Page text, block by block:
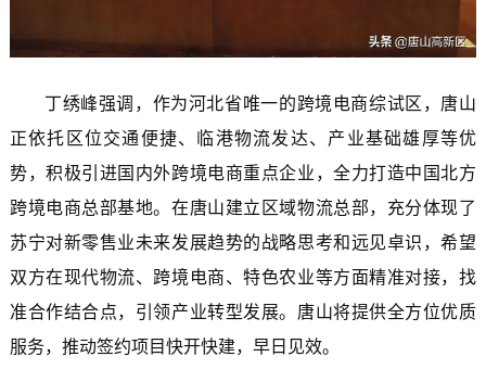
丁绣峰强调，作为河北省唯一的跨境电商综试区，唐山
正依托区位交通便捷、临港物流发达、产业基础雄厚等优
势，积极引进国内外跨境电商重点企业，全力打造中国北方
跨境电商总部基地。在唐山建立区域物流总部，充分体现了
苏宁对新零售业未来发展趋势的战略思考和远见卓识，希望
双方在现代物流、跨境电商、特色农业等方面精准对接，找
准合作结合点，引领产业转型发展。唐山将提供全方位优质
服务，推动签约项目快开快建，早日见效。